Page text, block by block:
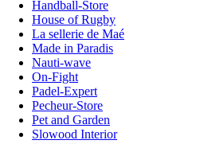
Handball-Store
House of Rugby
La sellerie de Maé
Made in Paradis
Nauti-wave
On-Fight
Padel-Expert
Pecheur-Store
Pet and Garden
Slowood Interior